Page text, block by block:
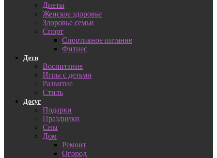
Диеты
Женское здоровье
Здоровье семьи
Спорт
Спортивное питание
Фитнес
Дети
Воспитание
Игры с детьми
Развитие
Стиль
Досуг
Подарки
Праздники
Сны
Дом
Ремонт
Огород